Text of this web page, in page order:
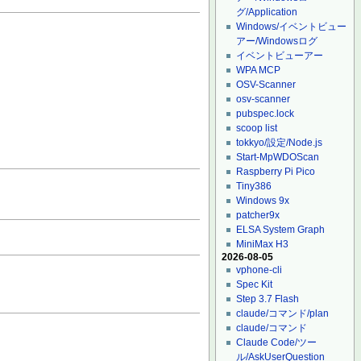
グ/Application
Windows/イベントビュー
アー/Windowsログ
イベントビューアー
WPA MCP
OSV-Scanner
osv-scanner
pubspec.lock
scoop list
tokkyo/設定/Node.js
Start-MpWDOScan
Raspberry Pi Pico
Tiny386
Windows 9x
patcher9x
ELSA System Graph
MiniMax H3
2026-08-05
vphone-cli
Spec Kit
Step 3.7 Flash
claude/コマンド/plan
claude/コマンド
Claude Code/ツー
ル/AskUserQuestion